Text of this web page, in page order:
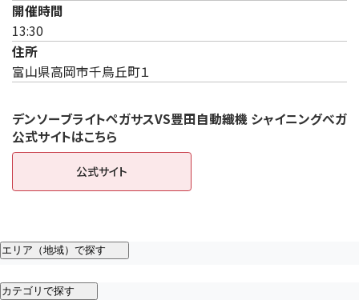
開催時間
13:30
住所
富山県高岡市千鳥丘町１
デンソーブライトペガサスVS豊田自動織機 シャイニングべガ
公式サイトはこちら
公式サイト（新しいタブで開きます）
エリア（地域）で探す
カテゴリで探す